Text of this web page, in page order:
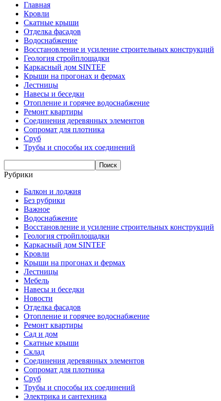
Главная
Кровли
Скатные крыши
Отделка фасадов
Водоснабжение
Восстановление и усиление строительных конструкций
Геология стройплощадки
Каркасный дом SINTEF
Крыши на прогонах и фермах
Лестницы
Навесы и беседки
Отопление и горячее водоснабжение
Ремонт квартиры
Соединения деревянных элементов
Сопромат для плотника
Сруб
Трубы и способы их соединений
Рубрики
Балкон и лоджия
Без рубрики
Важное
Водоснабжение
Восстановление и усиление строительных конструкций
Геология стройплощадки
Каркасный дом SINTEF
Кровли
Крыши на прогонах и фермах
Лестницы
Мебель
Навесы и беседки
Новости
Отделка фасадов
Отопление и горячее водоснабжение
Ремонт квартиры
Сад и дом
Скатные крыши
Склад
Соединения деревянных элементов
Сопромат для плотника
Сруб
Трубы и способы их соединений
Электрика и сантехника